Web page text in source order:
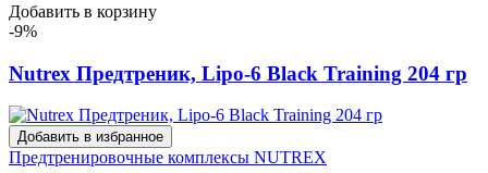
Добавить в корзину
-9%
Nutrex Предтреник, Lipo-6 Black Training 204 гр
Добавить в избранное
Предтренировочные комплексы NUTREX